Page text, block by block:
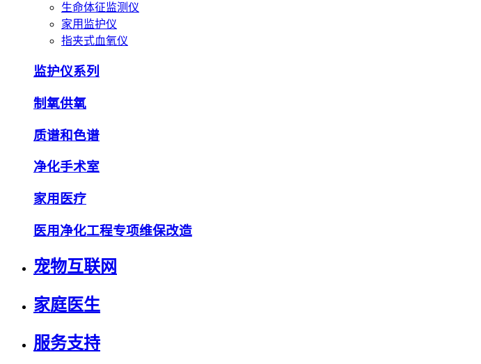
生命体征监测仪
家用监护仪
指夹式血氧仪
监护仪系列
制氧供氧
质谱和色谱
净化手术室
家用医疗
医用净化工程专项维保改造
宠物互联网
家庭医生
服务支持